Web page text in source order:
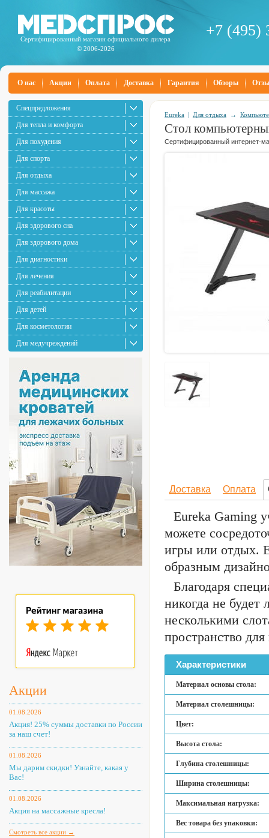
Сертифицированный магазин официального дилера
© 2006-2026
+7 (495)
О нас Акции Оплата Доставка Гарантия Обзоры
Спецпредложения
Для тепла и комфорта
Для похудения
Для спорта
Для отдыха
Для массажа
Для красоты
Для здорового сна
Для здорового дома
Для диагностики
Для лечения
Для реабилитации
Для детей
Для косметологии
Для медучреждений
Акции
01.08.2026
Акция! 25% суммы доставки по России
за наш счет!
01.08.2026
Мы дарим скидки! Узнайте, какая у
Вас!
01.08.2026
Акция на массажные кресла!
Смотреть все акции →
Eureka | Для отдыха →
Стол
Сертифицированный интернет-
Доставка Оплата
Eureka Gaming
можете
игры или отдых.
образным
Благодаря
никогда не
несколькими
пространство
Характеристики
Материал основы стола:
Материал столешницы:
Цвет:
Высота стола:
Глубина столешницы:
Ширина столешницы:
Максимальная нагрузка:
Вес товара без упаковки: